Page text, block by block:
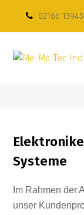
02166
Systeme
Im Rahmen der
unser